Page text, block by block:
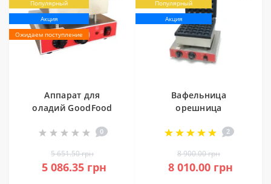
Популярный
Акция
Ожидаем поступление
Аппарат для
оладий GoodFood
0
5 651.50 грн
5 086.35 грн
Популярный
Акция
Вафельница
орешница
2
8 900.00 грн
8 010.00 грн